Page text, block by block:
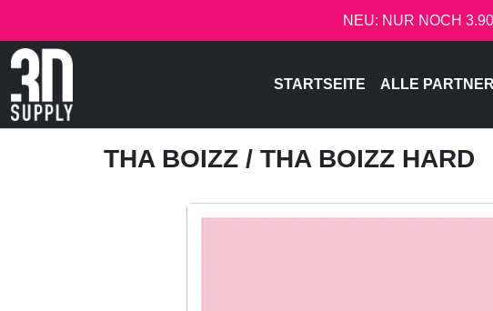
NEU: NUR NOCH
STARTSEITE ALLE PARTNER
THA BOIZZ / THA BOIZZ HARD